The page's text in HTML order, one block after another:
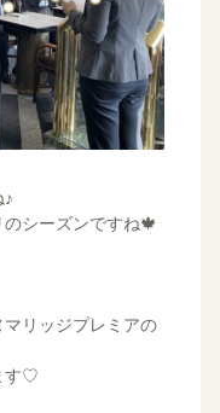
シーズンですね🍁
リッジプレミアの
す♡